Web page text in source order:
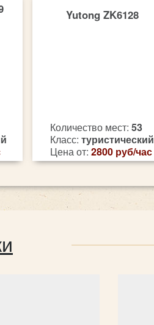
Yutong ZK6128
Количество мест:53
Класс:туристический
Цена от:2800 руб/час